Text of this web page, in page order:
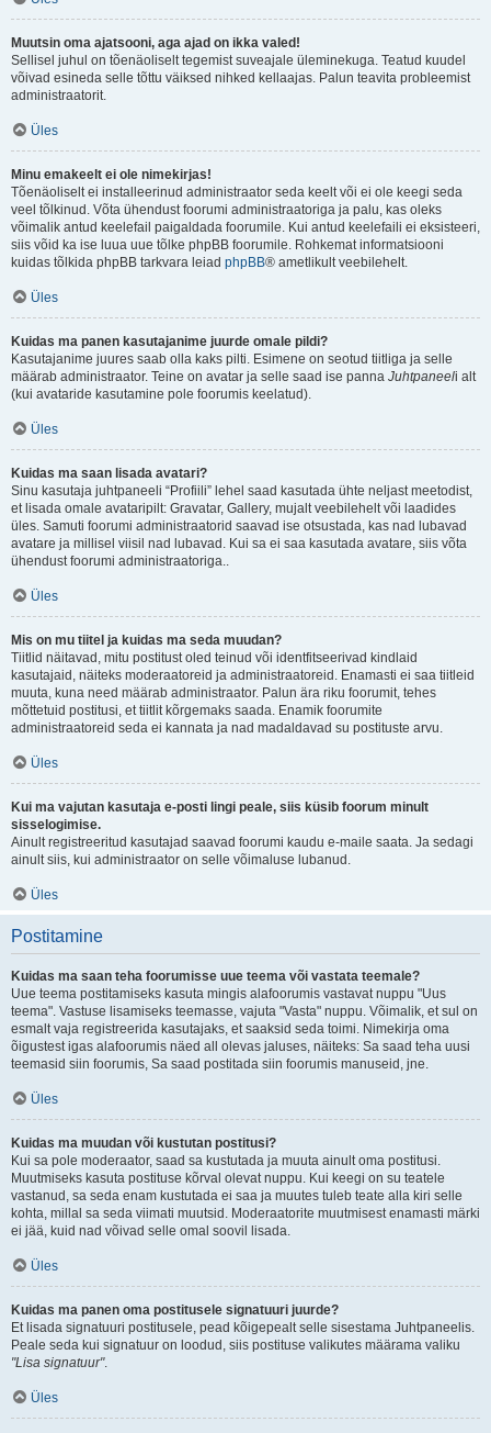
Muutsin oma ajatsooni, aga ajad on ikka valed!
Sellisel juhul on tõenäoliselt tegemist suveajale üleminekuga. Teatud kuudel
võivad esineda selle tõttu väiksed nihked kellaajas. Palun teavita probleemist
administraatorit.
Üles
Minu emakeelt ei ole nimekirjas!
Tõenäoliselt ei installeerinud administraator seda keelt või ei ole keegi seda
veel tõlkinud. Võta ühendust foorumi administraatoriga ja palu, kas oleks
võimalik antud keelefail paigaldada foorumile. Kui antud keelefaili ei eksisteeri,
siis võid ka ise luua uue tõlke phpBB foorumile. Rohkemat informatsiooni
kuidas tõlkida phpBB tarkvara leiad phpBB® ametlikult veebilehelt.
Üles
Kuidas ma panen kasutajanime juurde omale pildi?
Kasutajanime juures saab olla kaks pilti. Esimene on seotud tiitliga ja selle
määrab administraator. Teine on avatar ja selle saad ise panna Juhtpaneeli alt
(kui avataride kasutamine pole foorumis keelatud).
Üles
Kuidas ma saan lisada avatari?
Sinu kasutaja juhtpaneeli “Profiili” lehel saad kasutada ühte neljast meetodist,
et lisada omale avataripilt: Gravatar, Gallery, mujalt veebilehelt või laadides
üles. Samuti foorumi administraatorid saavad ise otsustada, kas nad lubavad
avatare ja millisel viisil nad lubavad. Kui sa ei saa kasutada avatare, siis võta
ühendust foorumi administraatoriga..
Üles
Mis on mu tiitel ja kuidas ma seda muudan?
Tiitlid näitavad, mitu postitust oled teinud või identfitseerivad kindlaid
kasutajaid, näiteks moderaatoreid ja administraatoreid. Enamasti ei saa tiitleid
muuta, kuna need määrab administraator. Palun ära riku foorumit, tehes
mõttetuid postitusi, et tiitlit kõrgemaks saada. Enamik foorumite
administraatoreid seda ei kannata ja nad madaldavad su postituste arvu.
Üles
Kui ma vajutan kasutaja e-posti lingi peale, siis küsib foorum minult
sisselogimise.
Ainult registreeritud kasutajad saavad foorumi kaudu e-maile saata. Ja sedagi
ainult siis, kui administraator on selle võimaluse lubanud.
Üles
Postitamine
Kuidas ma saan teha foorumisse uue teema või vastata teemale?
Uue teema postitamiseks kasuta mingis alafoorumis vastavat nuppu "Uus
teema". Vastuse lisamiseks teemasse, vajuta "Vasta" nuppu. Võimalik, et sul on
esmalt vaja registreerida kasutajaks, et saaksid seda toimi. Nimekirja oma
õigustest igas alafoorumis näed all olevas jaluses, näiteks: Sa saad teha uusi
teemasid siin foorumis, Sa saad postitada siin foorumis manuseid, jne.
Üles
Kuidas ma muudan või kustutan postitusi?
Kui sa pole moderaator, saad sa kustutada ja muuta ainult oma postitusi.
Muutmiseks kasuta postituse kõrval olevat nuppu. Kui keegi on su teatele
vastanud, sa seda enam kustutada ei saa ja muutes tuleb teate alla kiri selle
kohta, millal sa seda viimati muutsid. Moderaatorite muutmisest enamasti märki
ei jää, kuid nad võivad selle omal soovil lisada.
Üles
Kuidas ma panen oma postitusele signatuuri juurde?
Et lisada signatuuri postitusele, pead kõigepealt selle sisestama Juhtpaneelis.
Peale seda kui signatuur on loodud, siis postituse valikutes määrama valiku
"Lisa signatuur".
Üles